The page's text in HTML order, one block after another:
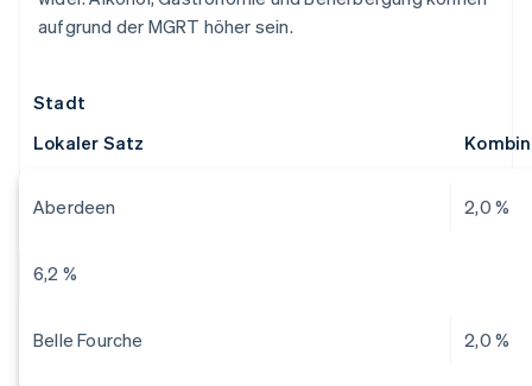
aufgrund der MGRT höher sein.
Stadt
Lokaler Satz
Aberdeen 2,0 %
6,2 %
Belle Fourche 2,0 %